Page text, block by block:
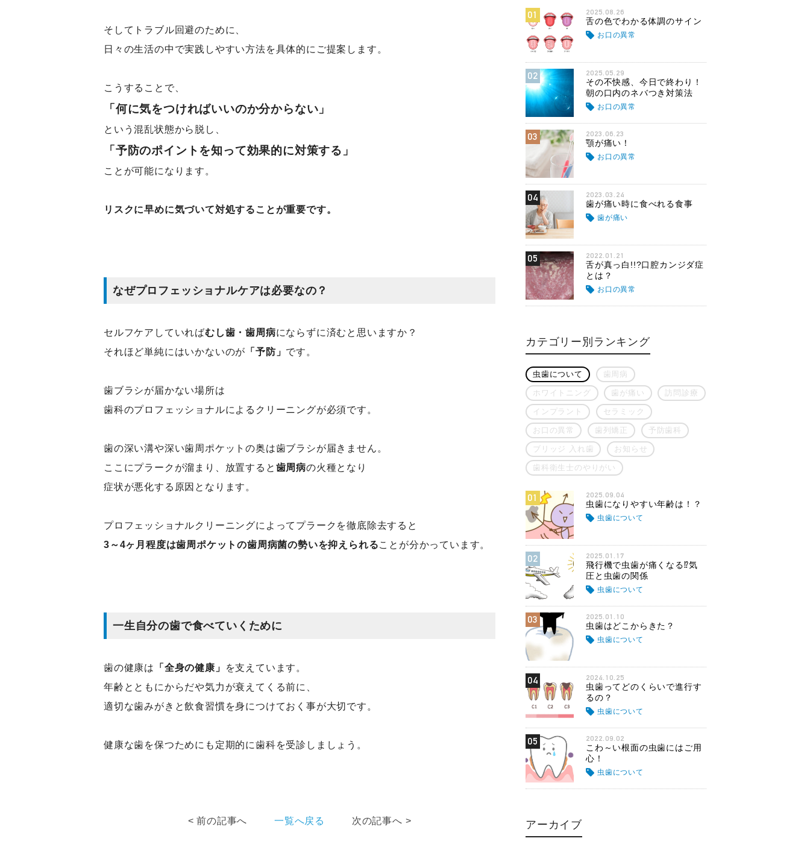
そしてトラブル回避のために、
日々の生活の中で実践しやすい方法を具体的にご提案します。
こうすることで、
「何に気をつければいいのか分からない」
という混乱状態から脱し、
「予防のポイントを知って効果的に対策する」
ことが可能になります。
リスクに早めに気づいて対処することが重要です。
なぜプロフェッショナルケアは必要なの？
セルフケアしていればむし歯・歯周病にならずに済むと思いますか？
それほど単純にはいかないのが 「予防」 です。
歯ブラシが届かない場所は
歯科のプロフェッショナルによるクリーニングが必須です。
歯の深い溝や深い歯周ポケットの奥は歯ブラシが届きません。
ここにプラークが溜まり、放置すると 歯周病の火種となり
症状が悪化する原因となります。
プロフェッショナルクリーニングによってプラークを徹底除去すると
3～4ヶ月程度は歯周ポケットの歯周病菌の勢いを抑えられることが分かっています。
一生自分の歯で食べていくために
歯の健康は 「全身の健康」
を支えています。
年齢とともにからだや気力が衰えてくる前に、
適切な歯みがきと飲食習慣を身につけておく事が大切です。
健康な歯を保つためにも定期的に歯科を受診しましょう。
< 前の記事へ 一覧へ戻る 次の記事へ >
01 2025.08.26
舌の色でわかる体調のサイン
お口の異常
02 2025.05.29
その不快感、今日で終わり！
朝の口内のネバつき対策法
お口の異常
03 2023.06.23
顎が痛い！
お口の異常
04 2023.03.24
歯が痛い時に食べれる食事
歯が痛い
05 2022.01.21
舌が真っ白!!?口腔カンジダ症
とは？
お口の異常
カテゴリー別ランキング
虫歯について 歯周病
ホワイトニング 歯が痛い 訪問診療
インプラント セラミック
お口の異常 歯列矯正 予防歯科
ブリッジ 入れ歯 お知らせ
歯科衛生士のやりがい
01 2025.09.04
虫歯になりやすい年齢は！？
虫歯について
02 2025.01.17
飛行機で虫歯が痛くなる⁉気
圧と虫歯の関係
虫歯について
03 2025.01.10
虫歯はどこからきた？
虫歯について
04 2024.10.25
虫歯ってどのくらいで進行す
るの？
虫歯について
05 2022.09.02
こわ～い根面の虫歯にはご用
心！
虫歯について
アーカイブ